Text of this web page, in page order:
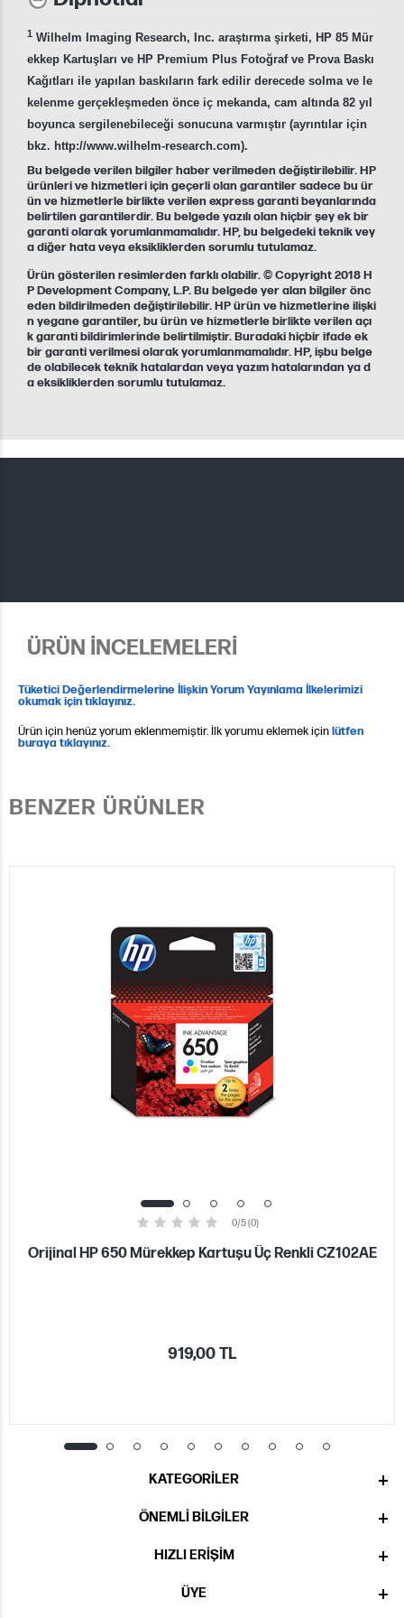
1 Wilhelm Imaging Research, Inc. araştırma şirketi, HP 85 Mür
ekkep Kartuşları ve HP Premium Plus Fotoğraf ve Prova Baskı
Kağıtları ile yapılan baskıların fark edilir derecede solma ve le
kelenme gerçekleşmeden önce iç mekanda, cam altında 82 yıl
boyunca sergilenebileceği sonucuna varmıştır (ayrıntılar için
bkz. http://www.wilhelm-research.com).
Bu belgede verilen bilgiler haber verilmeden değiştirilebilir. HP
ürünleri ve hizmetleri için geçerli olan garantiler sadece bu ür
ün ve hizmetlerle birlikte verilen express garanti beyanlarında
belirtilen garantilerdir. Bu belgede yazılı olan hiçbir şey ek bir
garanti olarak yorumlanmamalıdır. HP, bu belgedeki teknik vey
a diğer hata veya eksikliklerden sorumlu tutulamaz.
Ürün gösterilen resimlerden farklı olabilir. © Copyright 2018 H
P Development Company, L.P. Bu belgede yer alan bilgiler önc
eden bildirilmeden değiştirilebilir. HP ürün ve hizmetlerine ilişki
n yegane garantiler, bu ürün ve hizmetlerle birlikte verilen açı
k garanti bildirimlerinde belirtilmiştir. Buradaki hiçbir ifade ek
bir garanti verilmesi olarak yorumlanmamalıdır. HP, işbu belge
de olabilecek teknik hatalardan veya yazım hatalarından ya d
a eksikliklerden sorumlu tutulamaz.
ÜRÜN İNCELEMELERİ
Tüketici Değerlendirmelerine İlişkin Yorum Yayınlama İlkelerimizi
okumak için tıklayınız.
Ürün için henüz yorum eklenmemiştir. İlk yorumu eklemek içinlütfen
buraya tıklayınız.
BENZER ÜRÜNLER
0/5 (0)
Orijinal HP 650 Mürekkep Kartuşu Üç Renkli CZ102AE
919,00 TL
KATEGORILER
ÖNEMLI BILGILER
HIZLI ERIŞIM
ÜYE